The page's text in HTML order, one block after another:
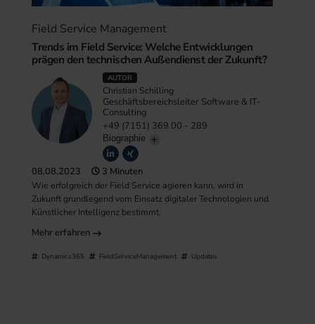
Field Service Management
Trends im Field Service: Welche Entwicklungen
prägen den technischen Außendienst der Zukunft?
AUTOR
Christian Schilling
Geschäftsbereichsleiter Software & IT-
Consulting
+49 (7151) 369 00 - 289
Biographie
08.08.2023 3 Minuten
Wie erfolgreich der Field Service agieren kann, wird in
Zukunft grundlegend vom Einsatz digitaler Technologien und
Künstlicher Intelligenz bestimmt.
Mehr erfahren
Dynamics365 FieldServiceManagement Updates